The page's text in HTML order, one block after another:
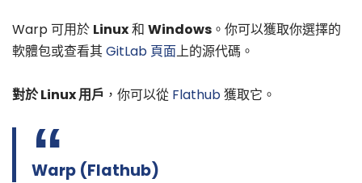
Warp 可用於 Linux和 Windows 。你可以獲取你選擇的
軟體包或查看其GitLab 頁面上的源代碼。
對於 Linux 用戶 ，你可以從 Flathub獲取它。
Warp (Flathub)